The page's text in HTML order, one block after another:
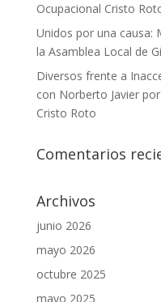
Ocupacional Cristo
Unidos por una causa:
la Asamblea Local de
Diversos frente a
con Norberto Javier
Cristo Roto
Comentarios
Archivos
junio 2026
mayo 2026
octubre 2025
mayo 2025